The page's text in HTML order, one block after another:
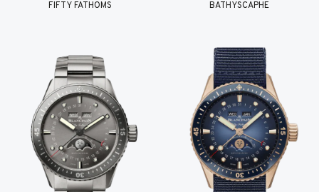
FIFTY FATHOMS BATHYSCAPHE